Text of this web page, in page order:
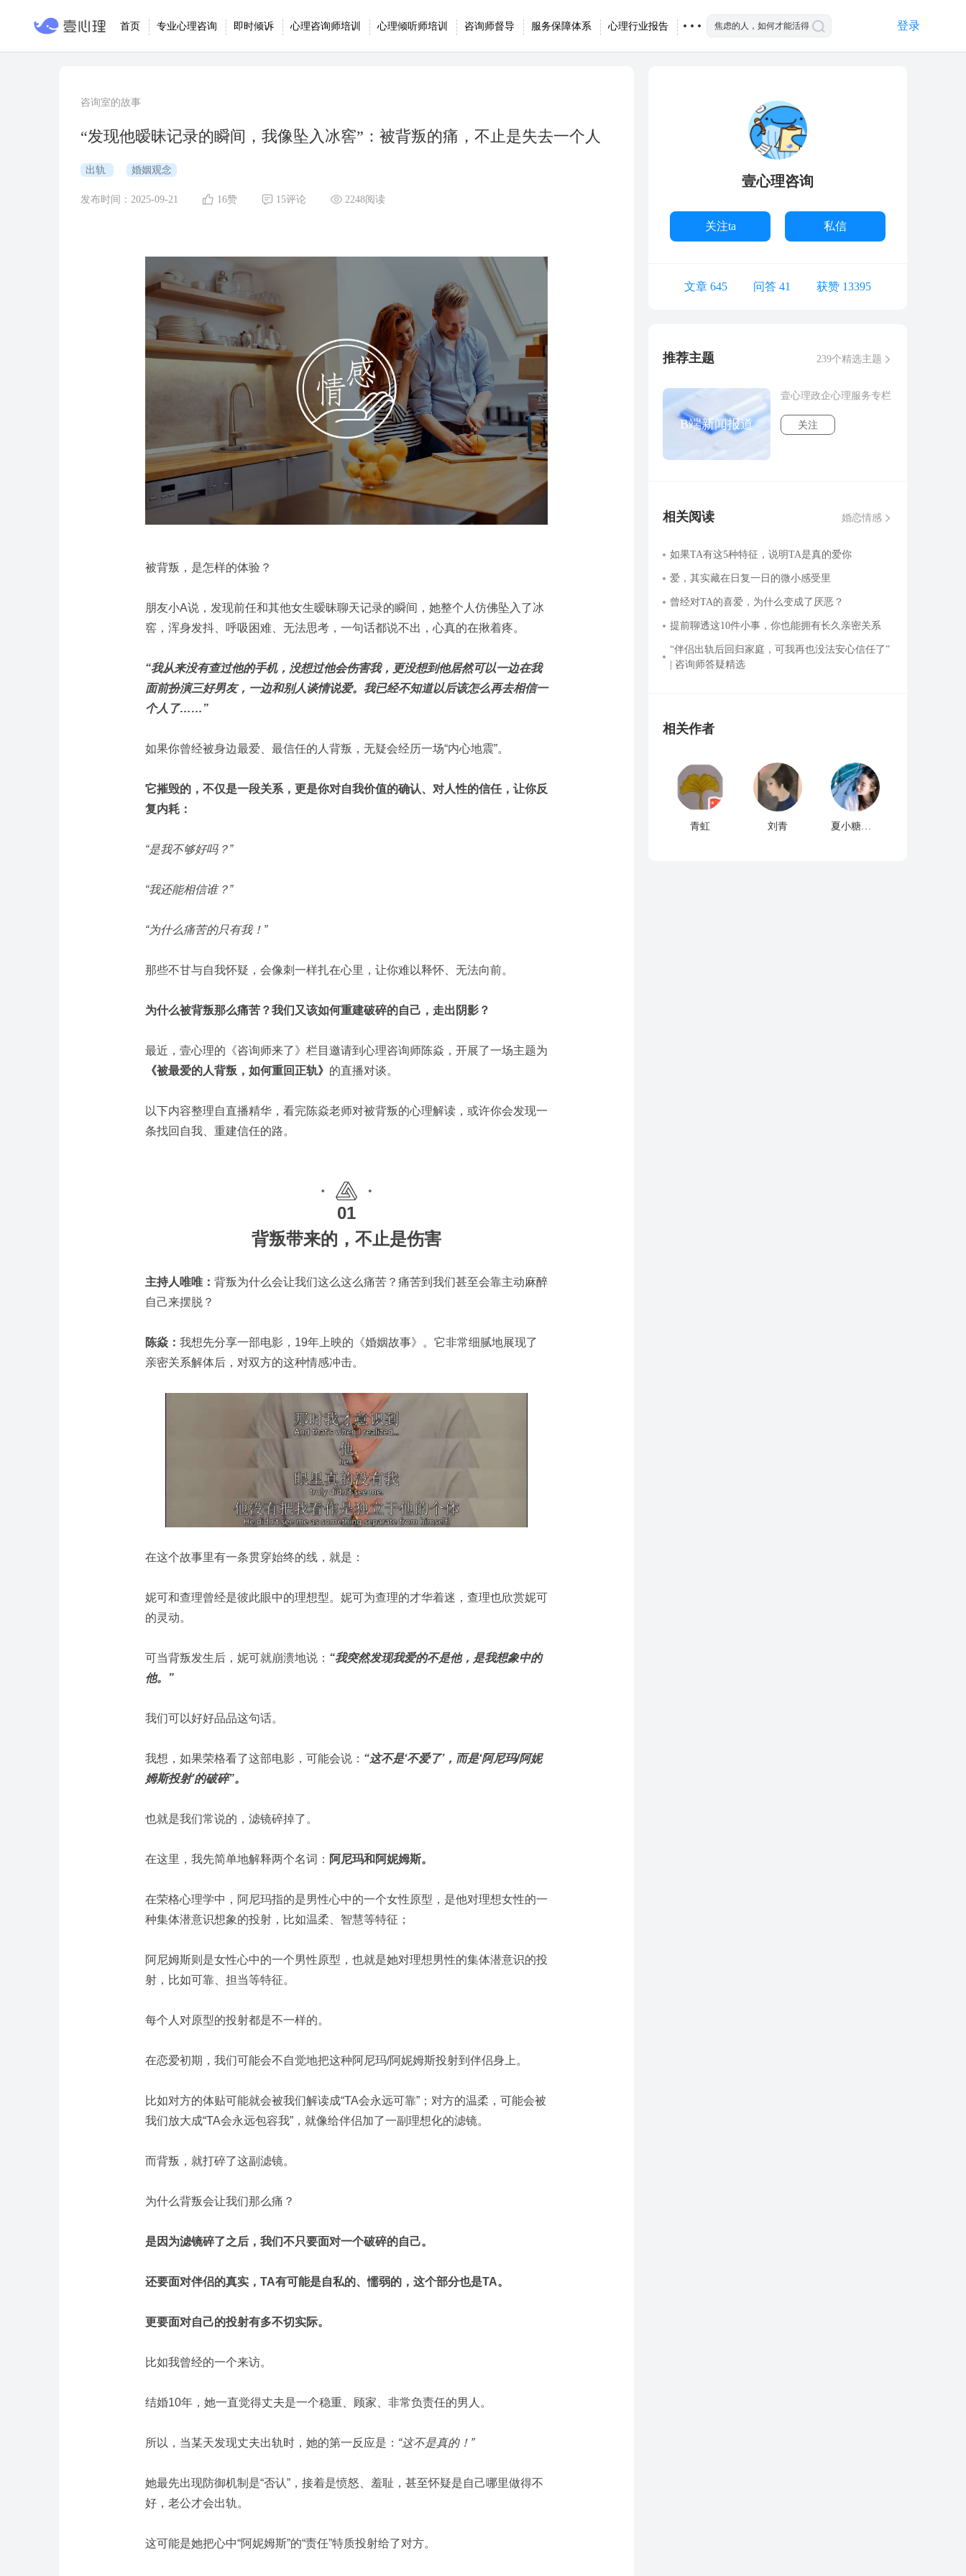
首页 专业心理咨询 即时倾诉 心理咨询师培训 心理倾听师培训 咨询师督导 服务保障体系 心理行业报告 登录
咨询室的故事
“发现他暧昧记录的瞬间，我像坠入冰窖”：被背叛的痛，不止是失去一个人
出轨 婚姻观念
发布时间：2025-09-21 16赞 15评论 2248阅读
被背叛，是怎样的体验？
朋友小A说，发现前任和其他女生暧昧聊天记录的瞬间，她整个人仿佛坠入了冰
窖，浑身发抖、呼吸困难、无法思考，一句话都说不出，心真的在揪着疼。
“我从来没有查过他的手机，没想过他会伤害我，更没想到他居然可以一边在我
面前扮演三好男友，一边和别人谈情说爱。我已经不知道以后该怎么再去相信一
个人了……”
如果你曾经被身边最爱、最信任的人背叛，无疑会经历一场“内心地震”。
它摧毁的，不仅是一段关系，更是你对自我价值的确认、对人性的信任，让你反
复内耗：
“是我不够好吗？”
“我还能相信谁？”
“为什么痛苦的只有我！”
那些不甘与自我怀疑，会像刺一样扎在心里，让你难以释怀、无法向前。
为什么被背叛那么痛苦？我们又该如何重建破碎的自己，走出阴影？
最近，壹心理的《咨询师来了》栏目邀请到心理咨询师陈焱，开展了一场主题为
《被最爱的人背叛，如何重回正轨》 的直播对谈。
以下内容整理自直播精华，看完陈焱老师对被背叛的心理解读，或许你会发现一
条找回自我、重建信任的路。
01
背叛带来的，不止是伤害
主持人唯唯： 背叛为什么会让我们这么这么痛苦？痛苦到我们甚至会靠主动麻醉
自己来摆脱？
陈焱： 我想先分享一部电影，19年上映的《婚姻故事》。它非常细腻地展现了
亲密关系解体后，对双方的这种情感冲击。
在这个故事里有一条贯穿始终的线，就是：
妮可和查理曾经是彼此眼中的理想型。妮可为查理的才华着迷，查理也欣赏妮可
的灵动。
可当背叛发生后，妮可就崩溃地说： “我突然发现我爱的不是他，是我想象中的
他。”
我们可以好好品品这句话。
我想，如果荣格看了这部电影，可能会说： “这不是‘不爱了’，而是‘阿尼玛/阿妮
姆斯投射’的破碎”。
也就是我们常说的，滤镜碎掉了。
在这里，我先简单地解释两个名词： 阿尼玛和阿妮姆斯。
在荣格心理学中，阿尼玛指的是男性心中的一个女性原型，是他对理想女性的一
种集体潜意识想象的投射，比如温柔、智慧等特征；
阿尼姆斯则是女性心中的一个男性原型，也就是她对理想男性的集体潜意识的投
射，比如可靠、担当等特征。
每个人对原型的投射都是不一样的。
在恋爱初期，我们可能会不自觉地把这种阿尼玛/阿妮姆斯投射到伴侣身上。
比如对方的体贴可能就会被我们解读成“TA会永远可靠”；对方的温柔，可能会被
我们放大成“TA会永远包容我”，就像给伴侣加了一副理想化的滤镜。
而背叛，就打碎了这副滤镜。
为什么背叛会让我们那么痛？
是因为滤镜碎了之后，我们不只要面对一个破碎的自己。
还要面对伴侣的真实，TA有可能是自私的、懦弱的，这个部分也是TA。
更要面对自己的投射有多不切实际。
比如我曾经的一个来访。
结婚10年，她一直觉得丈夫是一个稳重、顾家、非常负责任的男人。
所以，当某天发现丈夫出轨时，她的第一反应是： “这不是真的！”
她最先出现防御机制是“否认”，接着是愤怒、羞耻，甚至怀疑是自己哪里做得不
好，老公才会出轨。
这可能是她把心中“阿妮姆斯”的“责任”特质投射给了对方。
壹心理咨询
关注ta 私信
文章 645 问答 41 获赞 13395
推荐主题 239个精选主题
B端新闻报道
壹心理政企心理服务专栏
关注
相关阅读 婚恋情感
如果TA有这5种特征，说明TA是真的爱你
爱，其实藏在日复一日的微小感受里
曾经对TA的喜爱，为什么变成了厌恶？
提前聊透这10件小事，你也能拥有长久亲密关系
“伴侣出轨后回归家庭，可我再也没法安心信任了”
| 咨询师答疑精选
相关作者
青虹 刘青 夏小糖的心理驿站